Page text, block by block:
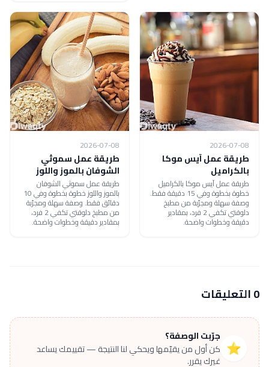
2026-07-08
طريقة عمل آيس موكا
بالكراميل
طريقة عمل آيس موكا بالكراميل
خطوة بخطوة وفي 15 دقيقة فقط.
وصفة سهلة ومجرّبة من مطبخ
دلوقتي تكفي 2 فرد، بمقادير
دقيقة وخطوات واضحة.
2026-07-08
طريقة عمل سموثي
الشوفان بالموز واللوز
طريقة عمل سموثي الشوفان
بالموز واللوز خطوة بخطوة وفي 10
دقائق فقط. وصفة سهلة ومجرّبة
من مطبخ دلوقتي تكفي 2 فرد،
بمقادير دقيقة وخطوات واضحة.
0 التعليقات
⭐
جرّبت الوصفة؟
كن أول من يقيّمها ويحكي لنا النتيجة — تقييمك يساعد
غيرك يقرر.